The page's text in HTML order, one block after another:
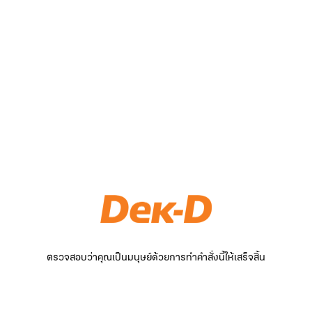
ตรวจสอบว่าคุณเป็นมนุษย์ด้วยการทำคำสั่งนี้ให้เสร็จสิ้น